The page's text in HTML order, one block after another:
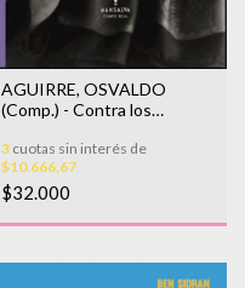
AGUIRRE, OSVALDO
(Comp.) - Contra los
con Juana Bignozzi
3 cuotas sin interés de
$10.666,67
$32.000